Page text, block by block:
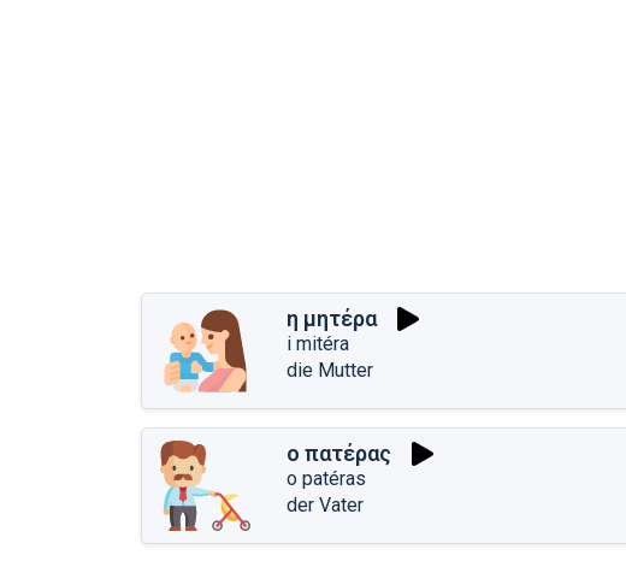
η μητέρα
i mitéra
die Mutter
ο πατέρας
o patéras
der Vater